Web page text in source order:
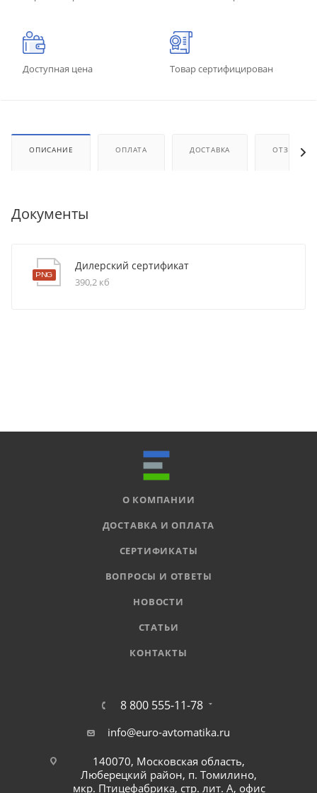
Доступная цена Товар сертифицирован
ОПИСАНИЕ ОПЛАТА ДОСТАВКА ОТЗЫВЫ
Документы
Дилерский сертификат
390,2 кб
О КОМПАНИИ
ДОСТАВКА И ОПЛАТА
СЕРТИФИКАТЫ
ВОПРОСЫ И ОТВЕТЫ
НОВОСТИ
СТАТЬИ
КОНТАКТЫ
8 800 555-11-78
info@euro-avtomatika.ru
140070, Московская область,
Люберецкий район, п. Томилино,
мкр. Птицефабрика, стр. лит. А, офис